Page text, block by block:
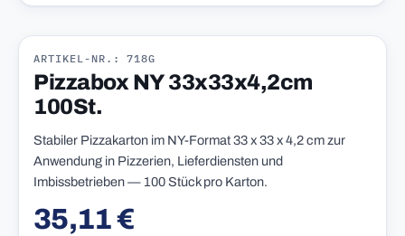
ARTIKEL-NR.: 718G
Pizzabox NY 33x33x4,2cm
100St.
Stabiler Pizzakarton im NY-Format 33 x 33 x 4,2 cm zur
Anwendung in Pizzerien, Lieferdiensten und
Imbissbetrieben — 100 Stück pro Karton.
Regulärer Preis:
35,11 €